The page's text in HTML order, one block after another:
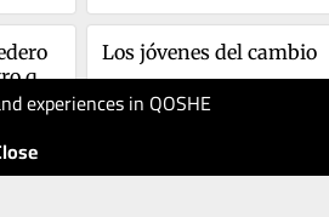
experiences in QOSHE
que
Los jóvenes del cambio
16.02.2026